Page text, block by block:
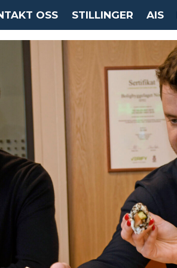
OSS STILLINGER AIS